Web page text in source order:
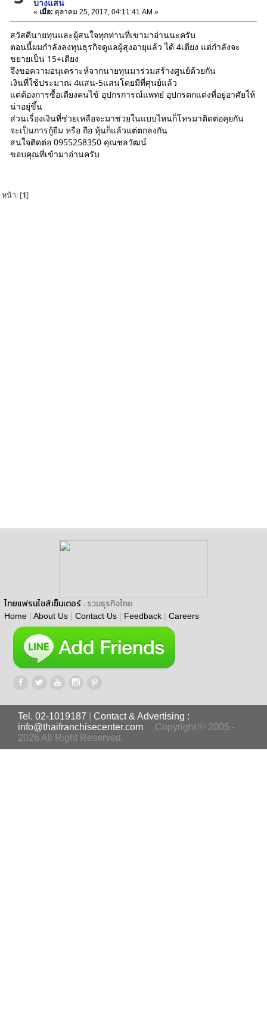
บางแสน
« เมื่อ: ตุลาคม 25, 2017, 04:11:41 AM »
สวัสดีนายทุนและผู้สนใจทุกท่านที่เขามาอ่านนะครับ
ตอนนี้ผมกำลังลงทุนธุรกิจดูแลผู้สุงอายุแล้ว ได้ 4เตียง แต่กำลังจะ
ขยายเป็น 15+เตียง
จึงขอความอนุเคราะห์จากนายทุนมาร่วมสร้างศูนย์ด้วยกัน
เงินที่ใช้ประมาณ 4แสน-5แสนโดยมีที่ศุนย์แล้ว
แต่ต้องการซื้อเตียงคนไข้ อุปกรการณ์แพทย๋ อุปกรตกแต่งที่อยู่อาศัยให้
น่าอยุ่ขึ้น
ส่วนเรื่องเงินที่ช่วยเหลือจะมาช่วยในแบบไหนก็โทรมาติดต่อคุยกัน
จะเป็นการกู้ยืม หรือ ถือ หุ้นก็แล้วแต่ตกลงกัน
สนใจติดต่อ 0955258350 คุณชลวัฒน์
ขอบคุณที่เข้ามาอ่านครับ
หน้า: [1]
ไทยแฟรนไชส์เซ็นเตอร์ : รวมธุรกิจไทย
Home | About Us | Contact Us | Feedback | Careers
Tel. 02-1019187
Contact & Advertising :
info@thaifranchisecenter.com
Copyright © 2005 -
2026 All Right Reserved.